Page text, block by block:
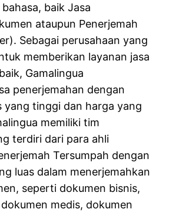
baik Jasa
ataupun Penerjemah
Sebagai perusahaan yang
memberikan layanan jasa
Gamalingua
penerjemahan dengan
yang tinggi dan harga yang
memiliki tim
terdiri dari para ahli
Tersumpah dengan
luas dalam menerjemahkan
seperti dokumen bisnis,
medis, dokumen